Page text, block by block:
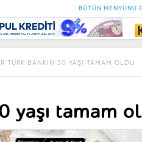
Sığorta kalkulyatoru
BÜTÜN MENYUNU
TÜRK BANKIN 30 YAŞI TAMAM OLDU
yaşı tamam